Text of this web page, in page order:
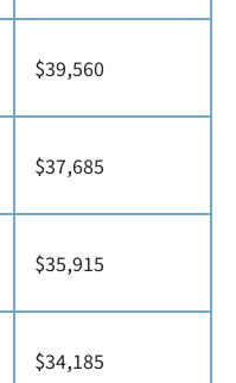
$39,560
$37,685
$35,915
$34,185